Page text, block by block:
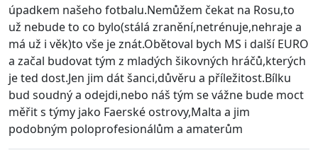
úpadkem našeho fotbalu.Nemůžem čekat na Rosu,to
už nebude to co bylo(stálá zranění,netrénuje,nehraje a
má už i věk)to vše je znát.Obětoval bych MS i další EURO
a začal budovat tým z mladých šikovných hráčů,kterých
je ted dost.Jen jim dát šanci,důvěru a příležitost.Bílku
bud soudný a odejdi,nebo náš tým se vážne bude moct
měřit s týmy jako Faerské ostrovy,Malta a jim
podobným poloprofesionálům a amaterům